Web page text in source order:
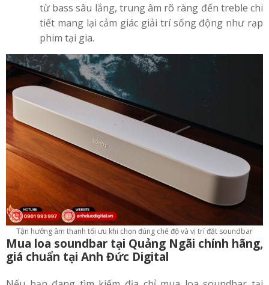
từ bass sâu lắng, trung âm rõ ràng đến treble chi
tiết mang lại cảm giác giải trí sống động như rạp
phim tại gia.
Tận hưởng âm thanh tối ưu khi chọn đúng chế độ và vị trí đặt soundbar
Mua loa soundbar tại Quảng Ngãi chính hãng,
giá chuẩn tại Anh Đức Digital